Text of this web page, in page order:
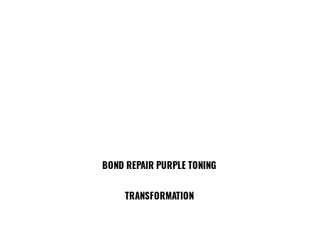
BOND REPAIR PURPLE TONING
TRANSFORMATION